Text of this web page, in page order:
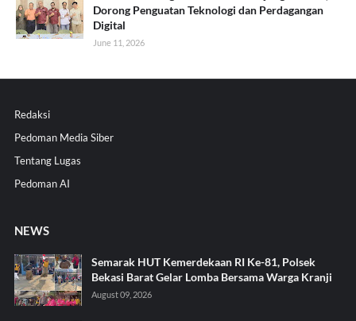
Dorong Penguatan Teknologi dan Perdagangan
Digital
June 11, 2026
Redaksi
Pedoman Media Siber
Tentang Lugas
Pedoman AI
NEWS
Semarak HUT Kemerdekaan RI Ke-81, Polsek
Bekasi Barat Gelar Lomba Bersama Warga Kranji
August 09, 2026